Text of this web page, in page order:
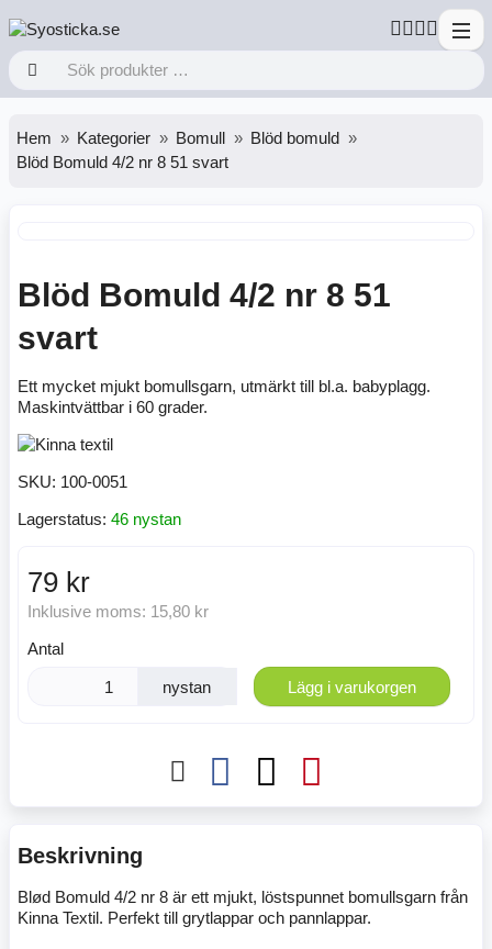
Hem Kategorier Bomull
Blöd bomuld
Blöd Bomuld 4/2 nr 8 51 svart
Blöd Bomuld 4/2 nr 8 51
svart
Ett mycket mjukt bomullsgarn, utmärkt till bl.a. babyplagg.
Maskintvättbar i 60 grader.
SKU: 100-0051
Lagerstatus: 46 nystan
79 kr
Inklusive moms: 15,80 kr
Antal
nystan Lägg i varukorgen
Beskrivning
Blød Bomuld 4/2 nr 8 är ett mjukt, löstspunnet bomullsgarn från
Kinna Textil. Perfekt till grytlappar och pannlappar.